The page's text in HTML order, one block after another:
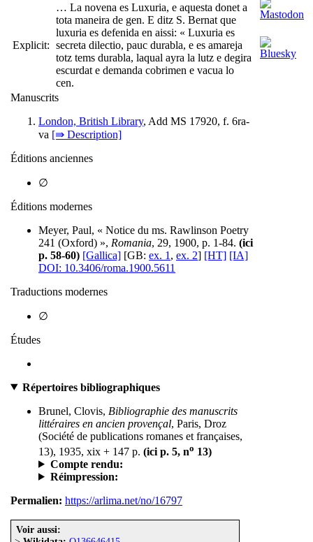
Explicit:
… La novena es Luxuria, e aquesta donet a
tota maneira de gen. E ditz S. Bernat que
luxuria es defenida en aissi: « Luxuria es
secreta dilectio, pauc durabla, e es amareja
totz tems durabla, laqual ayra la lutz e degira
escurdat e demanda cobrimen e vacua lo
cen.
Manuscrits
London, British Library, Add MS 17920, f. 6ra-
va [⇛ Description]
Éditions anciennes
∅
Éditions modernes
Meyer, Paul, « Notice du ms. Rawlinson Poetry
241 (Oxford) », Romania, 29, 1900, p. 1-84. (ici
p. 58-60) [Gallica] [GB: ex. 1 , ex. 2] [HT] [IA]
DOI: 10.3406/roma.1900.5611
Traductions modernes
∅
Études
Répertoires bibliographiques
Brunel, Clovis, Bibliographie des manuscrits
littéraires en ancien provençal, Paris, Droz
(Société de publications romanes et françaises,
13), 1935, xix + 147 p. (ici p. 5, no 13)
Compte rendu:
Réimpression:
Permalien: https://arlima.net/no/16797
Voir aussi: